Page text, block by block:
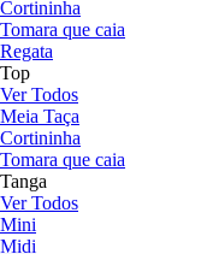
Cortininha
Tomara que caia
Regata
Top
Ver Todos
Meia Taça
Cortininha
Tomara que caia
Tanga
Ver Todos
Mini
Midi